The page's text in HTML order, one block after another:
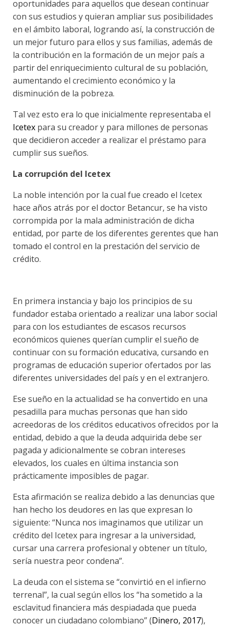
oportunidades para aquellos que desean continuar
con sus estudios y quieran ampliar sus posibilidades
en el ámbito laboral, logrando así, la construcción de
un mejor futuro para ellos y sus familias, además de
la contribución en la formación de un mejor país a
partir del enriquecimiento cultural de su población,
aumentando el crecimiento económico y la
disminución de la pobreza.
Tal vez esto era lo que inicialmente representaba el
Icetex para su creador y para millones de personas
que decidieron acceder a realizar el préstamo para
cumplir sus sueños.
La corrupción del Icetex
La noble intención por la cual fue creado el Icetex
hace años atrás por el doctor Betancur, se ha visto
corrompida por la mala administración de dicha
entidad, por parte de los diferentes gerentes que han
tomado el control en la prestación del servicio de
crédito.
En primera instancia y bajo los principios de su
fundador estaba orientado a realizar una labor social
para con los estudiantes de escasos recursos
económicos quienes querían cumplir el sueño de
continuar con su formación educativa, cursando en
programas de educación superior ofertados por las
diferentes universidades del país y en el extranjero.
Ese sueño en la actualidad se ha convertido en una
pesadilla para muchas personas que han sido
acreedoras de los créditos educativos ofrecidos por la
entidad, debido a que la deuda adquirida debe ser
pagada y adicionalmente se cobran intereses
elevados, los cuales en última instancia son
prácticamente imposibles de pagar.
Esta afirmación se realiza debido a las denuncias que
han hecho los deudores en las que expresan lo
siguiente: “Nunca nos imaginamos que utilizar un
crédito del Icetex para ingresar a la universidad,
cursar una carrera profesional y obtener un título,
sería nuestra peor condena”.
La deuda con el sistema se “convirtió en el infierno
terrenal”, la cual según ellos los “ha sometido a la
esclavitud financiera más despiadada que pueda
conocer un ciudadano colombiano” (Dinero, 2017),